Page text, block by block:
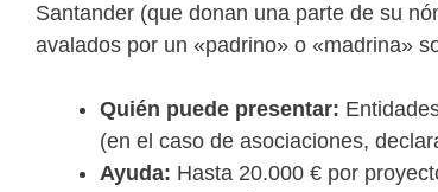
Santander (que donan una parte de su
avalados por un «padrino» o «madrina»
Quién puede presentar:
(en el caso de asociaciones,
Ayuda: Hasta 20.000 € por